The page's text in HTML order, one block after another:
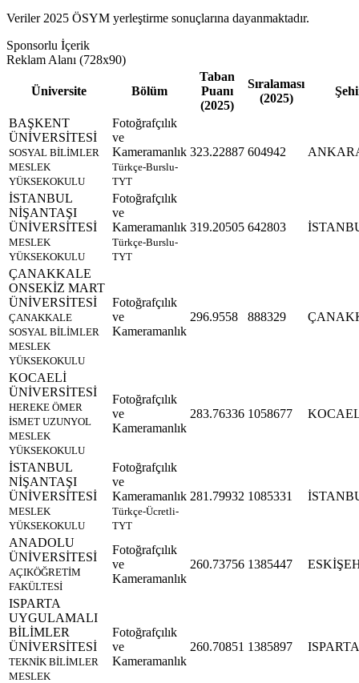
Veriler 2025 ÖSYM yerleştirme sonuçlarına dayanmaktadır.
Sponsorlu İçerik
Reklam Alanı (728x90)
Üniversite Bölüm
Taban
Puanı
(2025)
Sıralaması
(2025)
BAŞKENT
ÜNİVERSİTESİ
SOSYAL BİLİMLER
MESLEK
YÜKSEKOKULU
Fotoğrafçılık
ve
Kameramanlık
Türkçe-Burslu-
TYT
323.22887 604942
İSTANBUL
NİŞANTAŞI
ÜNİVERSİTESİ
MESLEK
YÜKSEKOKULU
Fotoğrafçılık
ve
Kameramanlık
Türkçe-Burslu-
TYT
319.20505 642803
ÇANAKKALE
ONSEKİZ MART
ÜNİVERSİTESİ
ÇANAKKALE
SOSYAL BİLİMLER
MESLEK
YÜKSEKOKULU
Fotoğrafçılık
ve
Kameramanlık
296.9558 888329
KOCAELİ
ÜNİVERSİTESİ
HEREKE ÖMER
İSMET UZUNYOL
MESLEK
YÜKSEKOKULU
Fotoğrafçılık
ve
Kameramanlık
283.76336 1058677
İSTANBUL
NİŞANTAŞI
ÜNİVERSİTESİ
MESLEK
YÜKSEKOKULU
Fotoğrafçılık
ve
Kameramanlık
Türkçe-Ücretli-
TYT
281.79932 1085331
ANADOLU
ÜNİVERSİTESİ
AÇIKÖĞRETİM
FAKÜLTESİ
Fotoğrafçılık
ve
Kameramanlık
260.73756 1385447
ISPARTA
UYGULAMALI
BİLİMLER
ÜNİVERSİTESİ
TEKNİK BİLİMLER
MESLEK
Fotoğrafçılık
ve
Kameramanlık
260.70851 1385897 ISPARTA